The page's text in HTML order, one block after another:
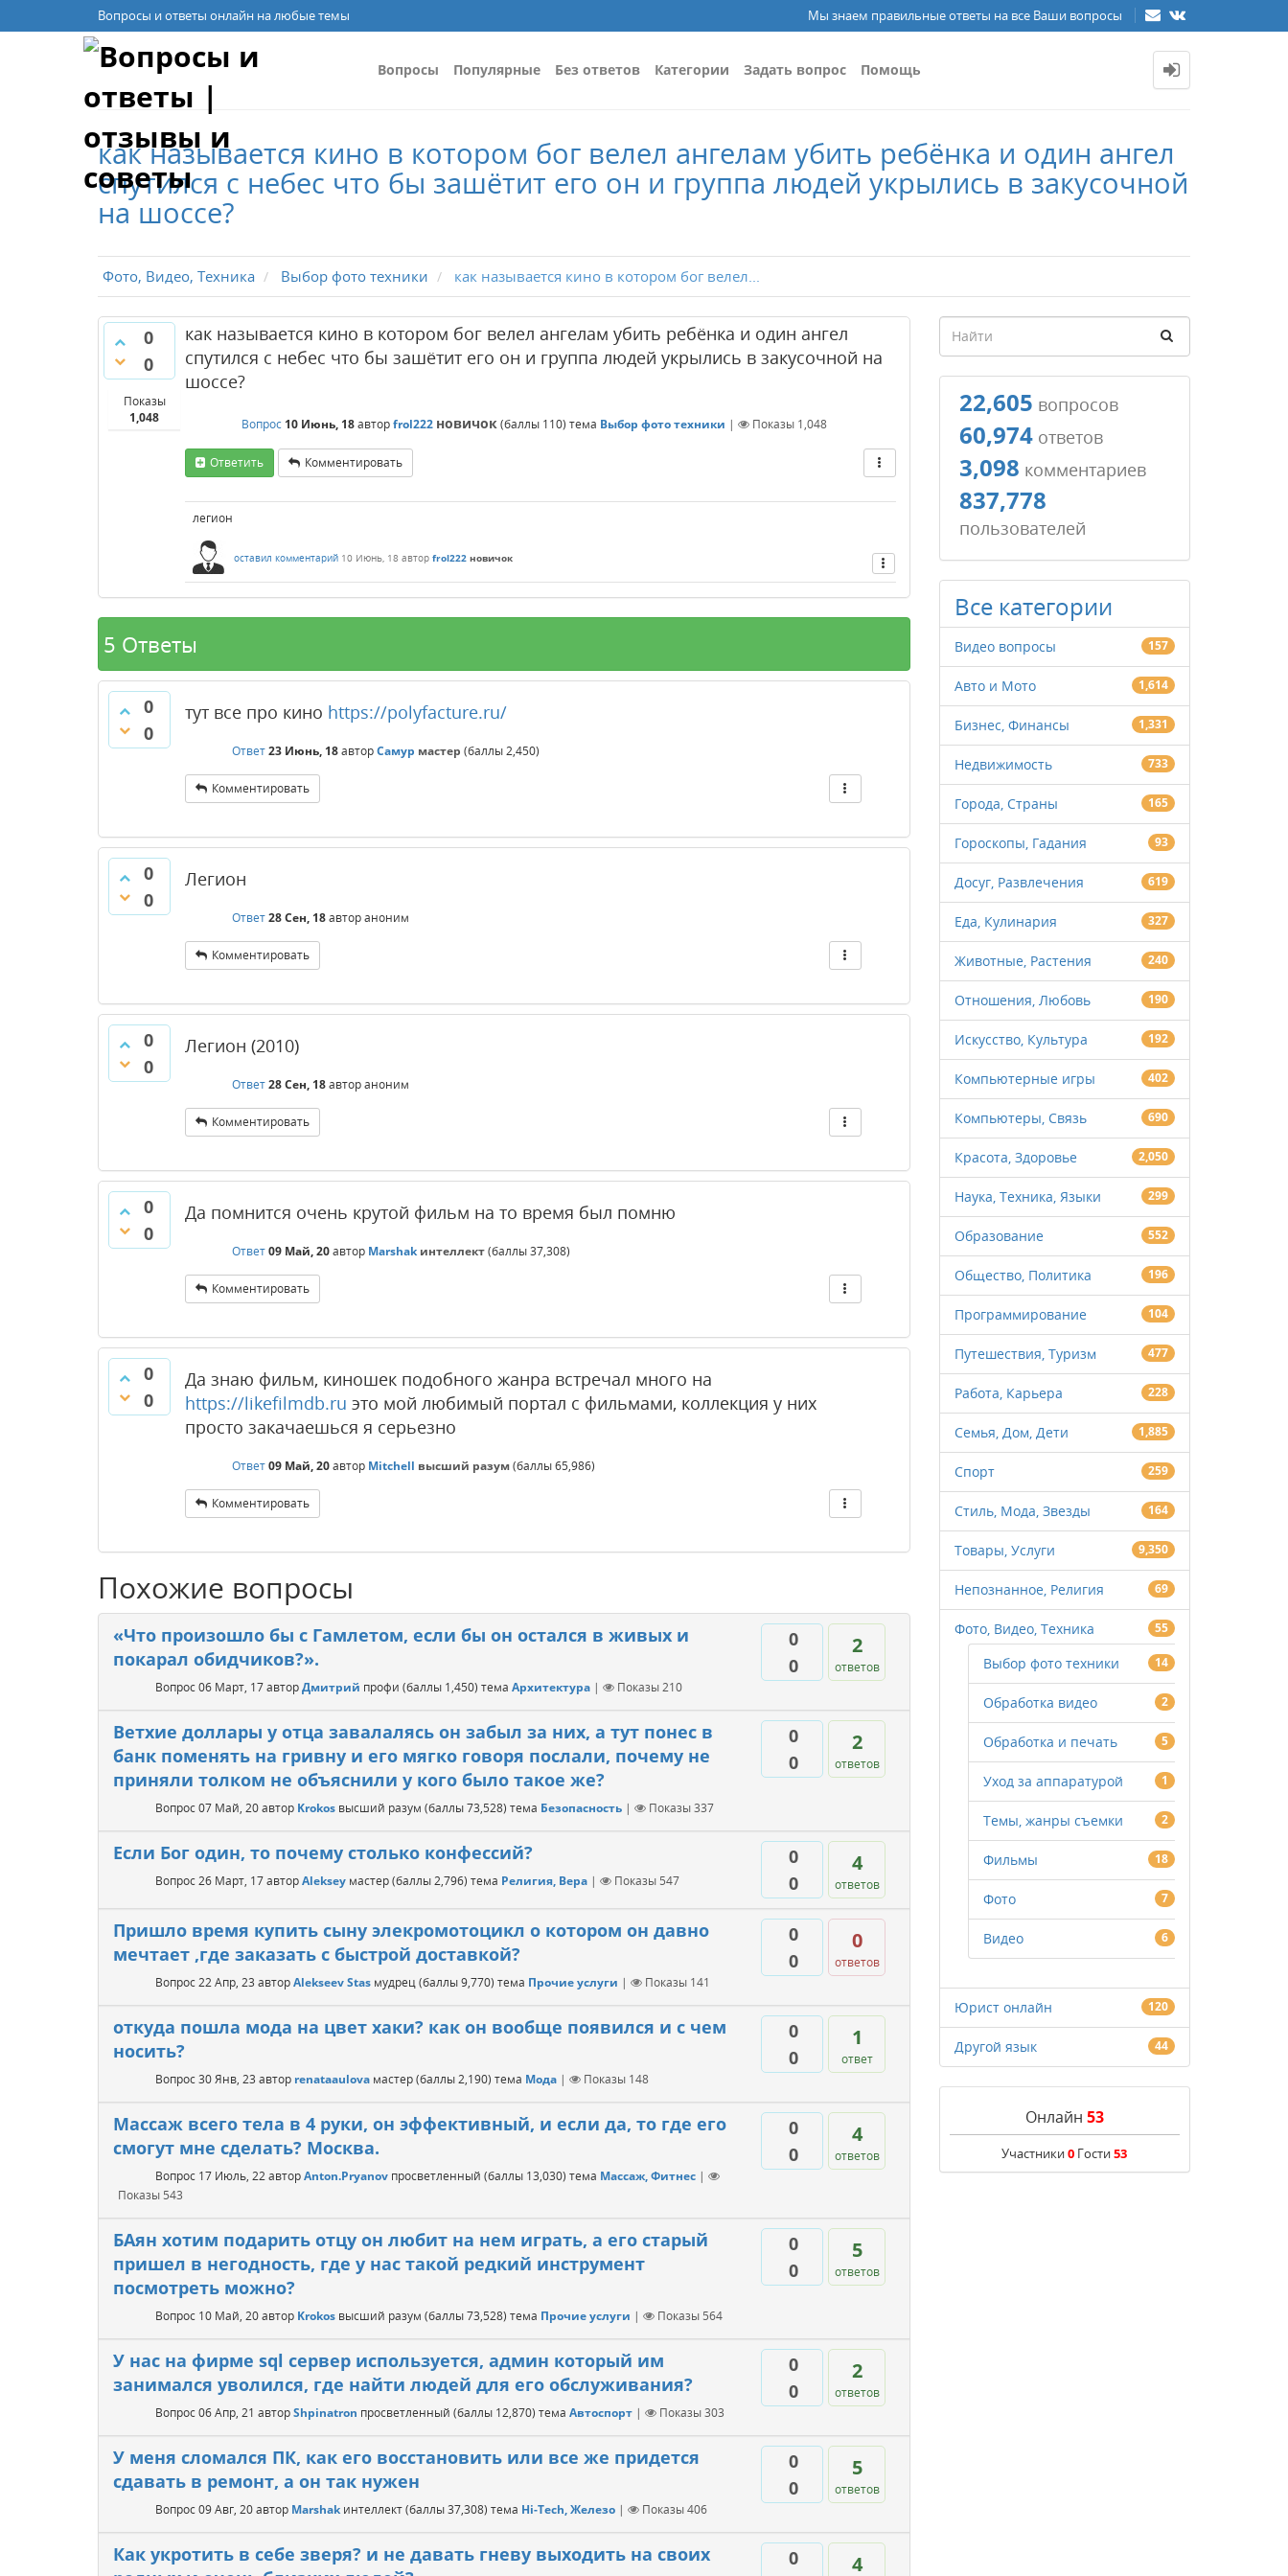
Вопросы и ответы онлайн на любые темы Мы знаем правильные ответы на все Ваши вопросы
Вопросы Популярные Без ответов Категории Задать вопрос Помощь
как называется кино в котором бог велел ангелам убить ребёнка и один ангел
спутился с небес что бы зашётит его он и группа людей укрылись в закусочной
на шоссе?
Фото, Видео, Техника Выбор фото техники как называется кино в котором бог велел...
0
0
Показы
1,048
как называется кино в котором бог велел ангелам убить ребёнка и один ангел
спутился с небес что бы зашётит его он и группа людей укрылись в закусочной на
шоссе?
Вопрос 10 Июнь, 18авторfrol222 новичок(баллы 110) тема Выбор фото техники | Показы 1,048
Ответить Комментировать
легион
оставил комментарий 10 Июнь, 18 автор frol222 новичок
5 Ответы
0
0
тут все про кино https://polyfacture.ru/
Ответ23 Июнь, 18авторСамур мастер (баллы2,450)
Комментировать
0
0
Легион
Ответ28 Сен, 18автораноним
Комментировать
0
0
Легион (2010)
Ответ28 Сен, 18автораноним
Комментировать
0
0
Да помнится очень крутой фильм на то время был помню
Ответ09 Май, 20автор Marshak интеллект(баллы37,308)
Комментировать
0
0
Да знаю фильм, киношек подобного жанра встречал много на
https://likefilmdb.ru это мой любимый портал с фильмами, коллекция у них
просто закачаешься я серьезно
Ответ09 Май, 20автор Mitchell высший разум(баллы65,986)
Комментировать
Похожие вопросы
0
0
2
ответов
«Что произошло бы с Гамлетом, если бы он остался в живых и
покарал обидчиков?».
Вопрос06 Март, 17авторДмитрий профи (баллы 1,450) тема Архитектура | Показы210
0
0
2
ответов
Ветхие доллары у отца завалалясь он забыл за них, а тут понес в
банк поменять на гривну и его мягко говоря послали, почему не
приняли толком не объяснили у кого было такое же?
Вопрос07 Май, 20автор Krokos высший разум (баллы73,528) тема Безопасность | Показы337
0
0
4
ответов
Если Бог один, то почему столько конфессий?
Вопрос26 Март, 17авторAleksey мастер(баллы2,796) тема Религия, Вера | Показы 547
0
0
0
ответов
Пришло время купить сыну элекромотоцикл о котором он давно
мечтает ,где заказать с быстрой доставкой?
Вопрос22 Апр, 23 авторAlekseev Stas мудрец(баллы9,770) тема Прочие услуги | Показы 141
0
0
1
ответ
откуда пошла мода на цвет хаки? как он вообще появился и с чем
носить?
Вопрос30 Янв, 23 автор renataaulova мастер(баллы2,190) тема Мода | Показы 148
0
0
4
ответов
Массаж всего тела в 4 руки, он эффективный, и если да, то где его
смогут мне сделать? Москва.
Вопрос 17 Июль, 22авторAnton.Pryanov просветленный (баллы 13,030) тема Массаж, Фитнес |
Показы 543
0
0
5
ответов
БАян хотим подарить отцу он любит на нем играть, а его старый
пришел в негодность, где у нас такой редкий инструмент
посмотреть можно?
Вопрос 10 Май, 20автор Krokos высший разум (баллы73,528) тема Прочие услуги | Показы 564
0
0
2
ответов
У нас на фирме sql сервер используется, админ который им
занимался уволился, где найти людей для его обслуживания?
Вопрос06 Апр, 21 авторShpinatron просветленный (баллы 12,870) тема Автоспорт | Показы303
0
0
5
ответов
У меня сломался ПК, как его восстановить или все же придется
сдавать в ремонт, а он так нужен
Вопрос09 Авг, 20автор Marshak интеллект(баллы37,308) тема Hi-Tech, Железо | Показы406
0
4
Как укротить в себе зверя? и не давать гневу выходить на своих
22,605 вопросов
60,974ответов
3,098 комментариев
837,778
пользователей
Все категории
Видео вопросы 157
Авто и Мото 1,614
Бизнес, Финансы 1,331
Недвижимость 733
Города, Страны 165
Гороскопы, Гадания 93
Досуг, Развлечения 619
Еда, Кулинария 327
Животные, Растения 240
Отношения, Любовь 190
Искусство, Культура 192
Компьютерные игры 402
Компьютеры, Связь 690
Красота, Здоровье 2,050
Наука, Техника, Языки 299
Образование 552
Общество, Политика 196
Программирование 104
Путешествия, Туризм 477
Работа, Карьера 228
Семья, Дом, Дети 1,885
Спорт 259
Стиль, Мода, Звезды 164
Товары, Услуги 9,350
Непознанное, Религия 69
Фото, Видео, Техника 55
Выбор фото техники 14
Обработка видео 2
Обработка и печать 5
Уход за аппаратурой 1
Темы, жанры съемки 2
Фильмы 18
Фото 7
Видео 6
Юрист онлайн 120
Другой язык 44
Онлайн 53
Участники0 Гости53